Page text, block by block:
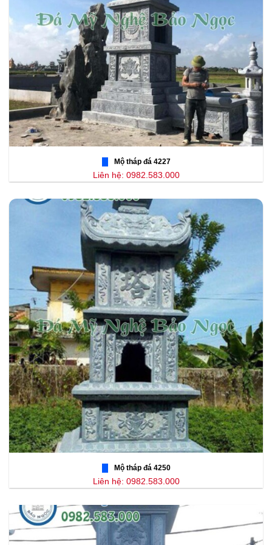
Mộ tháp đá 4227
Liên hệ: 0982.583.000
Mộ tháp đá 4250
Liên hệ: 0982.583.000